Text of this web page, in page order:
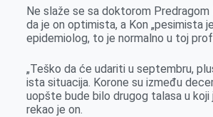
Ne slaže se sa doktorom Predragom
da je on optimista, a Kon „pesimista
epidemiolog, to je normalno u toj
„Teško da će udariti u septembru,
ista situacija. Korone su između
uopšte bude bilo drugog talasa u koji
rekao je on.